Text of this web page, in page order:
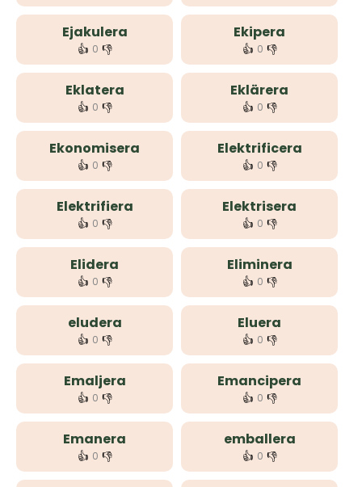
Ejakulera
👍 0 👎
Ekipera
👍 0 👎
Eklatera
👍 0 👎
Eklärera
👍 0 👎
Ekonomisera
👍 0 👎
Elektrificera
👍 0 👎
Elektrifiera
👍 0 👎
Elektrisera
👍 0 👎
Elidera
👍 0 👎
Eliminera
👍 0 👎
eludera
👍 0 👎
Eluera
👍 0 👎
Emaljera
👍 0 👎
Emancipera
👍 0 👎
Emanera
👍 0 👎
emballera
👍 0 👎